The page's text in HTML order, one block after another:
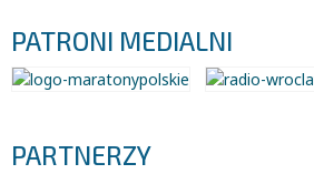
PATRONI MEDIALNI
PARTNERZY